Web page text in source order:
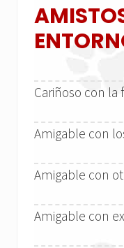
Cariñoso con la
Amigable con
Amigable con
Amigable con